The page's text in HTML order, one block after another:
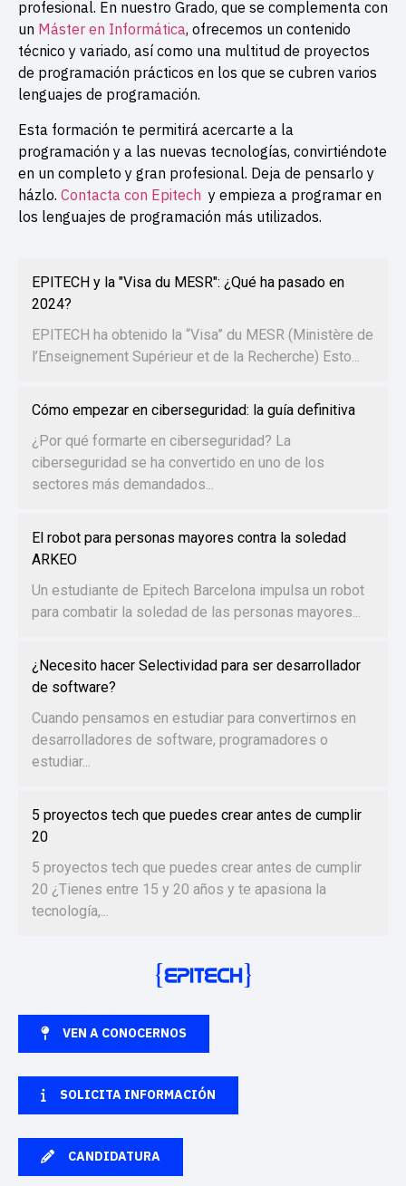
profesional. En nuestro Grado, que se complementa con
un Máster en Informática, ofrecemos un contenido
técnico y variado, así como una multitud de proyectos
de programación prácticos en los que se cubren varios
lenguajes de programación.
Esta formación te permitirá acercarte a la
programación y a las nuevas tecnologías, convirtiéndote
en un completo y gran profesional. Deja de pensarlo y
házlo. Contacta con Epitech y empieza a programar en
los lenguajes de programación más utilizados.
EPITECH y la "Visa du MESR": ¿Qué ha pasado en
2024?
EPITECH ha obtenido la “Visa” du MESR (Ministère de
l’Enseignement Supérieur et de la Recherche) Esto...
Cómo empezar en ciberseguridad: la guía definitiva
¿Por qué formarte en ciberseguridad? La
ciberseguridad se ha convertido en uno de los
sectores más demandados...
El robot para personas mayores contra la soledad
ARKEO
Un estudiante de Epitech Barcelona impulsa un robot
para combatir la soledad de las personas mayores...
¿Necesito hacer Selectividad para ser desarrollador
de software?
Cuando pensamos en estudiar para convertirnos en
desarrolladores de software, programadores o
estudiar...
5 proyectos tech que puedes crear antes de cumplir
20
5 proyectos tech que puedes crear antes de cumplir
20 ¿Tienes entre 15 y 20 años y te apasiona la
tecnología,...
VEN A CONOCERNOS
SOLICITA INFORMACIÓN
CANDIDATURA